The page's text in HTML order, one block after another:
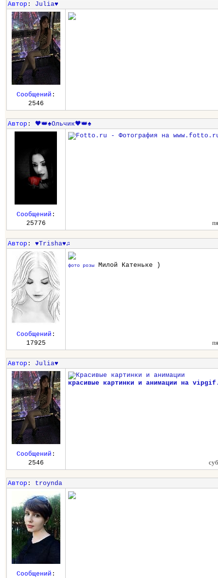
Автор : Julia♥
Сообщений :
2546
Автор : 🖤👑♠️Ольчик🖤👑♠️
Сообщений :
25776
Автор : ♥Trisha♥♫
фото розы Милой Катеньке )
Сообщений :
17925
Автор : Julia♥
красивые картинки и анимации на
Сообщений :
2546
Автор : troynda
Сообщений :